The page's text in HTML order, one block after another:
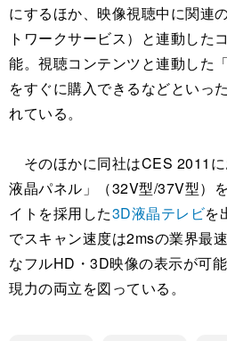
にするほか、映像視聴中に関連
トワークサービス）と連動した
能。視聴コンテンツと連動した
をすぐに購入できるなどといっ
れている。
そのほかに同社はCES 2011
液晶パネル」（32V型/37V型）
イトを採用した3D液晶テレビを
でスキャン速度は2msの業界最
なフルHD・3D映像の表示が可
現力の両立を図っている。